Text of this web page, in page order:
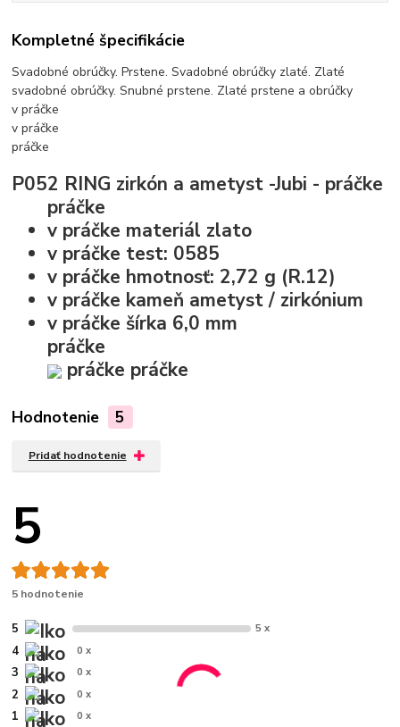
Kompletné špecifikácie
Svadobné obrúčky. Prstene. Svadobné obrúčky zlaté. Zlaté
svadobné obrúčky. Snubné prstene. Zlaté prstene a obrúčky
v práčke
v práčke
práčke
P052 RING zirkón a ametyst -Jubi - práčke
práčke
v práčke materiál zlato
v práčke test: 0585
v práčke hmotnosť: 2,72 g (R.12)
v práčke kameň ametyst / zirkónium
v práčke šírka 6,0 mm
práčke
práčke práčke
Hodnotenie 5
Pridať hodnotenie
5
5 hodnotenie
5 5 x
4 0 x
3 0 x
2 0 x
1 0 x